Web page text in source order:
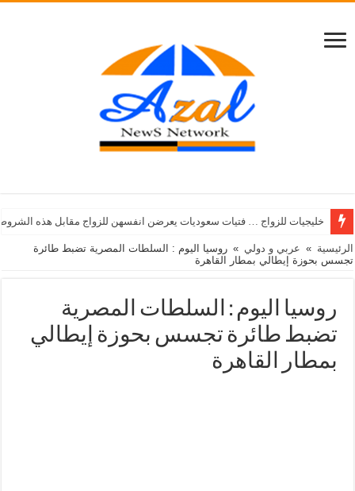
خليجيات للزواج … فتيات سعوديات يعرضن انفسهن للزواج مقابل هذه
الرئيسية » عربي و دولي » روسيا اليوم : السلطات المصرية تضبط طائرة
تجسس بحوزة إيطالي بمطار القاهرة
روسيا اليوم : السلطات المصرية
تضبط طائرة تجسس بحوزة إيطالي
بمطار القاهرة